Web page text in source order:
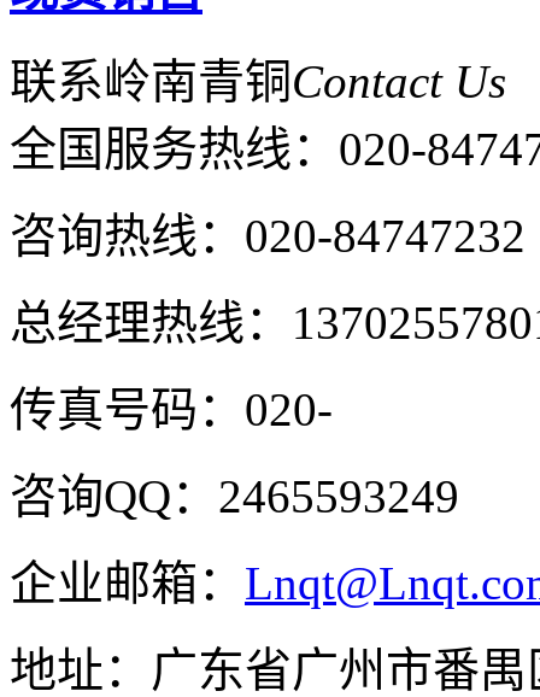
联系岭南青铜Contact Us
全国服务热线： 020-
咨询热线：020-84747232
总经理热线：
传真号码：020-
咨询QQ：2465593249
企业邮箱：
地址：广东省广州市番